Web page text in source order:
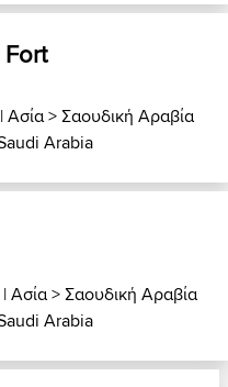
Ασία>Σαουδική Αραβία
Arabia
Ασία>Σαουδική Αραβία
Arabia